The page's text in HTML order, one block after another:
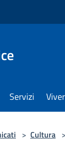
Servizi
> Cultura >